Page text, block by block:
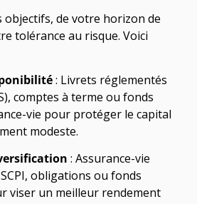
objectifs, de votre horizon de
tolérance au risque. Voici
: Livrets réglementés
comptes à terme ou fonds
vie pour protéger le capital
modeste.
: Assurance-vie
obligations ou fonds
viser un meilleur rendement